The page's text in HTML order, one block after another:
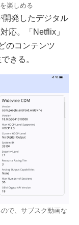
楽しめる
発したデジタル
応。「Netflix」
のコンテンツ
きる。
で、サブスク動画な